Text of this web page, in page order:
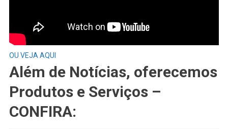
OU VEJA AQUI
Além de Notícias, oferecemos
Produtos e Serviços –
CONFIRA: